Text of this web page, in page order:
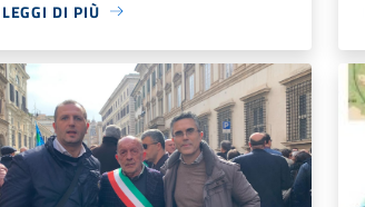
LEGGI DI PIÙ